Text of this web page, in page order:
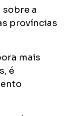
sobre a
províncias
mais
é